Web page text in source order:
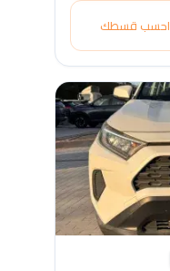
احسب قسطك